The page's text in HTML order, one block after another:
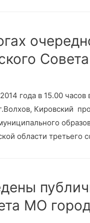
года в 15.00
Кировский
области третьего
МО